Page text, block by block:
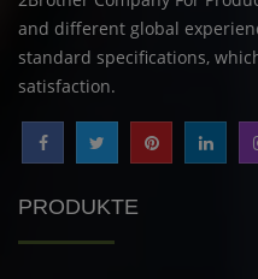
and different global
standard specifications,
satisfaction.
PRODUKTE